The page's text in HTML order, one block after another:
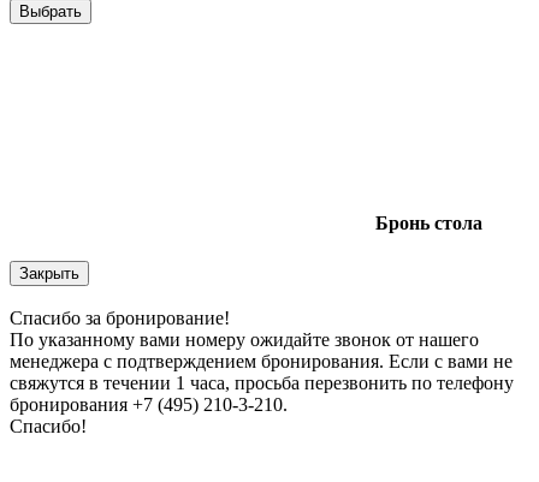
Выбрать
Бронь стола
Закрыть
Спасибо за бронирование!
По указанному вами номеру ожидайте звонок от нашего
менеджера с подтверждением бронирования. Если с вами не
свяжутся в течении 1 часа, просьба перезвонить по телефону
бронирования +7 (495) 210-3-210.
Спасибо!